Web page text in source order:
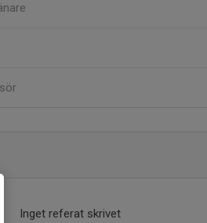
Inget referat skrivet